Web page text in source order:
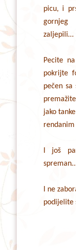
picu, i
zaljepili…
Pecite
pokrijte
pečen
jako
I još
I ne
podijelite